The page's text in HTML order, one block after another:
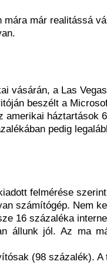
mára már realitássá
vásárán, a Las
beszélt a
amerikai háztartások
pedig
felmérése
számítógép. Nem
16 százaléka
állunk jól. Az ma
(98 százalék). A